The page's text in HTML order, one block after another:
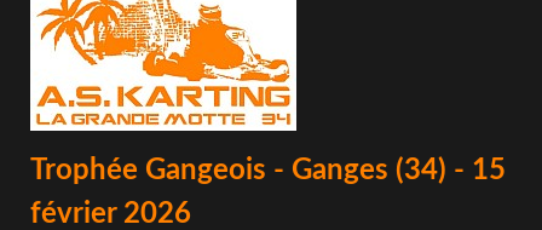
Trophée Gangeois - Ganges (34) - 15
février 2026